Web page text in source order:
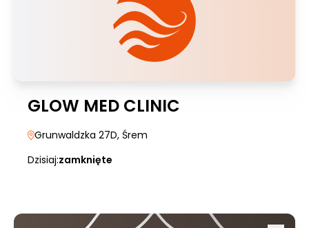
GLOW MED CLINIC
Grunwaldzka 27D, Śrem
Dzisiaj:zamknięte